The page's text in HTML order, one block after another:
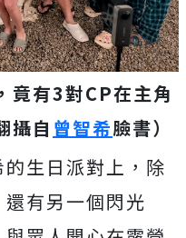
竟有3對CP在主角
攝自 曾智希臉書）
生日派對上，除
有另一個閃光